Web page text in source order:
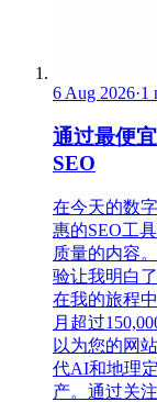
6 Aug 2026·1
通过最便
SEO
在今天的数
惠的SEO工
质量的内容
验让我明白
在我的旅程
月超过
以为您的网
代AI和地理
产。通过关